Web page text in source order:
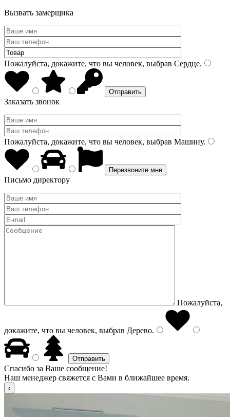
Вызвать замерщика
Пожалуйста, докажите, что вы человек, выбрав Сердце.
Заказать звонок
Пожалуйста, докажите, что вы человек, выбрав Машину.
Письмо директору
Пожалуйста,
докажите, что вы человек, выбрав Дерево.
Спасибо за Ваше сообщение!
Наш менеджер свяжется с Вами в ближайшее время.